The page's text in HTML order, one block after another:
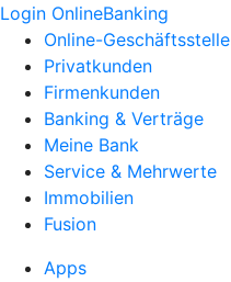
Login OnlineBanking
Online-Geschäftsstelle
Privatkunden
Firmenkunden
Banking & Verträge
Meine Bank
Service & Mehrwerte
Immobilien
Fusion
Apps